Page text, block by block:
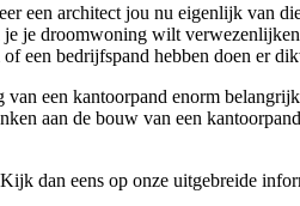
een architect jou nu eigenlijk van
je droomwoning wilt
een bedrijfspand hebben doen er
van een kantoorpand enorm
aan de bouw van een
dan eens op onze uitgebreide